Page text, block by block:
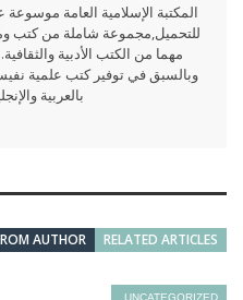
المكتبة الإسلامية العامة
للتحميل,مجموعة شاملة من كتب
مهما من الكتب الأدبية
وبالسبق في توفير كتب علمية
بالعربية
RELATED ARTICLES
AUTHOR
UNCATEGORIZED